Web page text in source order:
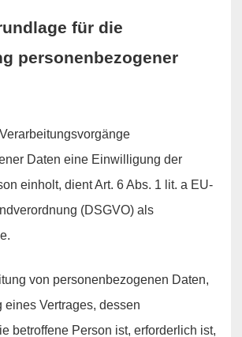
für die
personenbezogener
Daten eine Einwilligung der
einholt, dient Art. 6 Abs. 1 lit. a EU-
(DSGVO) als
von personenbezogenen Daten,
eines Vertrages, dessen
betroffene Person ist, erforderlich ist,